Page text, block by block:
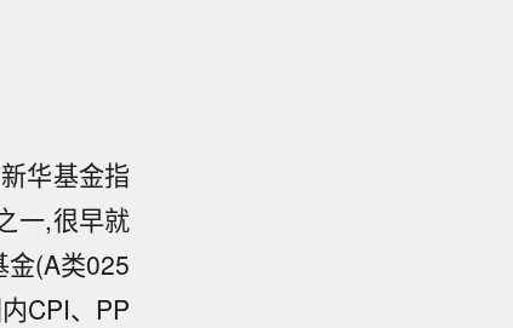
华基金指
一,很早就
(A类025
CPI、PP